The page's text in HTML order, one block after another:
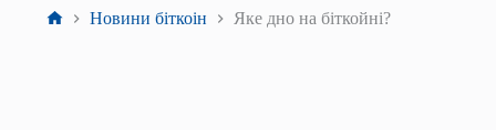
Головна
Новини біткоін Яке дно на біткойні?